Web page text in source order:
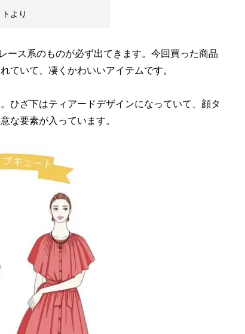
より
ース系のものが必ず出てきます。今回買った商品
ていて、凄くかわいいアイテムです。
ひざ下はティアードデザインになっていて、顔タ
な要素が入っています。